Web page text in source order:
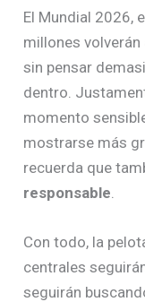
El Mundial 2026,
millones
sin pensar
dentro.
momento
mostrarse más
recuerda que
responsable
Con todo, la
centrales
seguirán